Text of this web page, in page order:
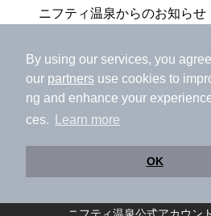
By using our services, you
our partners use cookies to
ng and enhance your
ces.
Learn more
OK
ニフティ温泉からのお知らせ
年間温泉ランキング
月間温泉ランキング